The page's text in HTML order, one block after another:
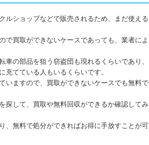
ルショップなどで販売されるため、まだ使える
で買取ができないケースであっても、業者によ
の部品を狙う窃盗団も現れるくらいであり、
てている人もいるくらいです。
いますので、買取ができないケースでも無料で
探して、買取や無料回収ができるか確認してみ
、無料で処分ができればお得に手放すことが可